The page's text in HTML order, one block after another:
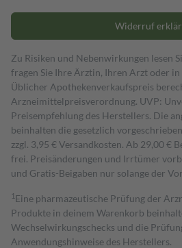
Widerruf
Zu Risiken und Nebenwirkungen lesen
fragen Sie Ihre Ärztin, Ihren Arzt oder
Üblicher Apothekenverkaufspreis
Arzneimittelpreisverordnung. UVP:
Preisempfehlung des Herstellers. Die
beinhalten die gesetzlich
zzgl. 3,95 € Versandkosten. Ab 29,00 €
frei. Preisänderungen und Irrtümer
und Gratis-Beigaben nur solange der
1 Eine pharmazeutische Prüfung der
Produkte in deinem Warenkorb
Wechselwirkungschecks und die
Anwendungshinweise des Herstellers.